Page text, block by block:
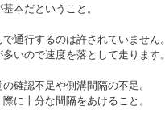
本だということ。
通行するのは許されていません。
いので速度を落として走ります。
確認不足や側溝間隔の不足。
に十分な間隔をあけること。